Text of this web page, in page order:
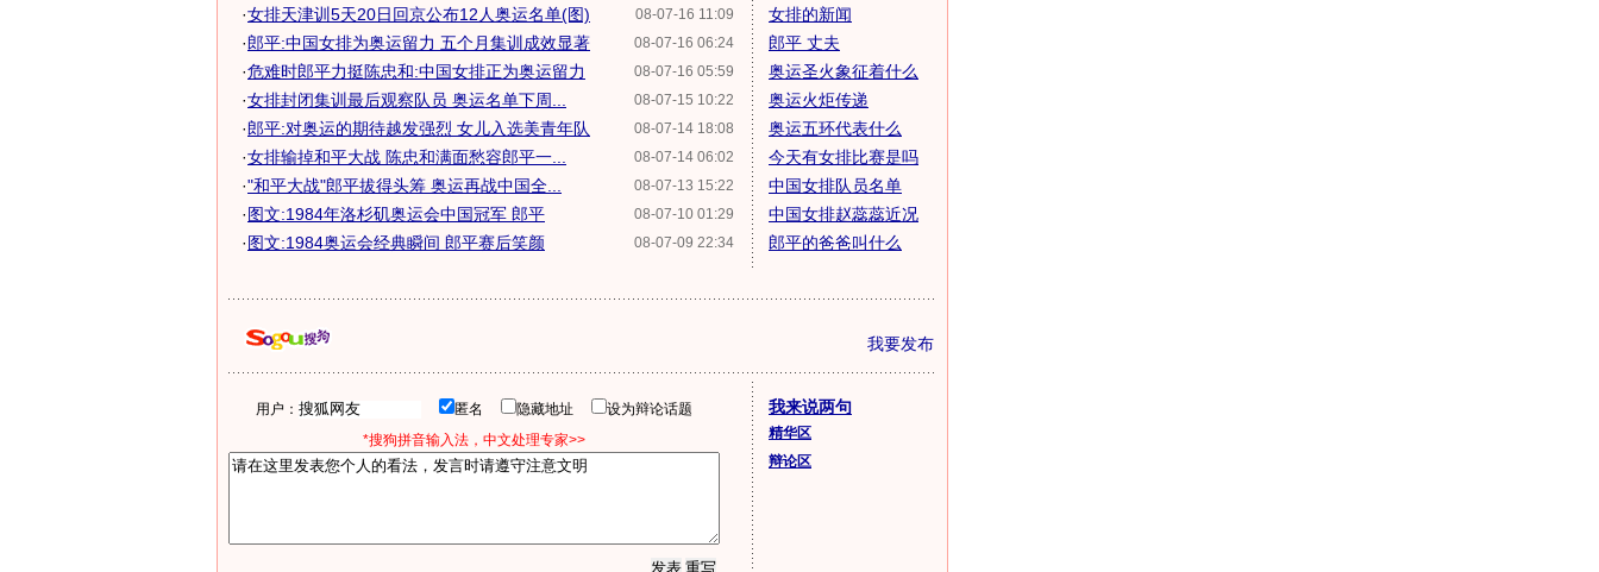
08-07-16 11:09
·女排天津训5天20日回京公布12人奥运名单(图)
08-07-16 06:24
·郎平:中国女排为奥运留力 五个月集训成效显著
08-07-16 05:59
·危难时郎平力挺陈忠和:中国女排正为奥运留力
08-07-15 10:22
·女排封闭集训最后观察队员 奥运名单下周...
08-07-14 18:08
·郎平:对奥运的期待越发强烈 女儿入选美青年队
08-07-14 06:02
·女排输掉和平大战 陈忠和满面愁容郎平一...
08-07-13 15:22
·"和平大战"郎平拔得头筹 奥运再战中国全...
08-07-10 01:29
·图文:1984年洛杉矶奥运会中国冠军 郎平
08-07-09 22:34
·图文:1984奥运会经典瞬间 郎平赛后笑颜
女排的新闻
郎平 丈夫
奥运圣火象征着什么
奥运火炬传递
奥运五环代表什么
今天有女排比赛是吗
中国女排队员名单
中国女排赵蕊蕊近况
郎平的爸爸叫什么
我要发布
用户： 匿名 隐藏地址
设为辩论话题
*搜狗拼音输入法，中文处理专家>>
我来说两句
精华区
辩论区